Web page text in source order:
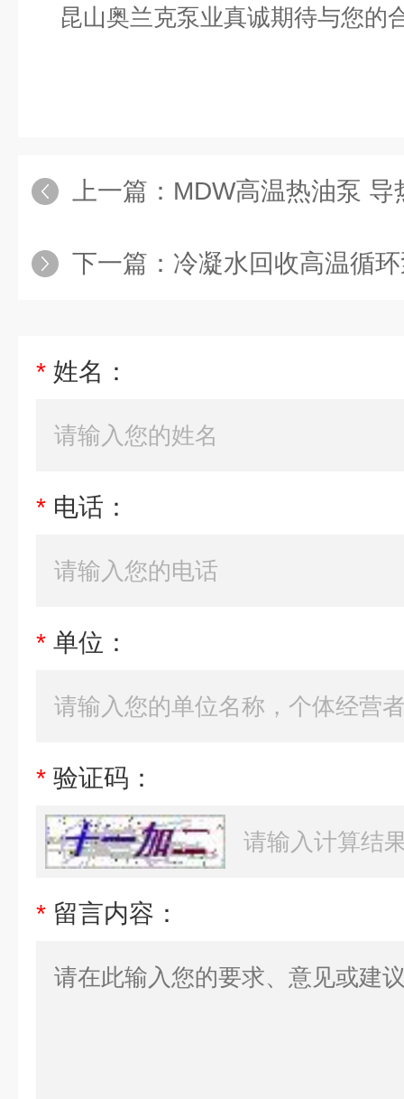
昆山奥兰克泵业真诚期待与您的
上一篇： MDW高温热油泵 导
下一篇： 冷凝水回收高温循
* 姓名：
* 电话：
* 单位：
* 验证码：
* 留言内容：